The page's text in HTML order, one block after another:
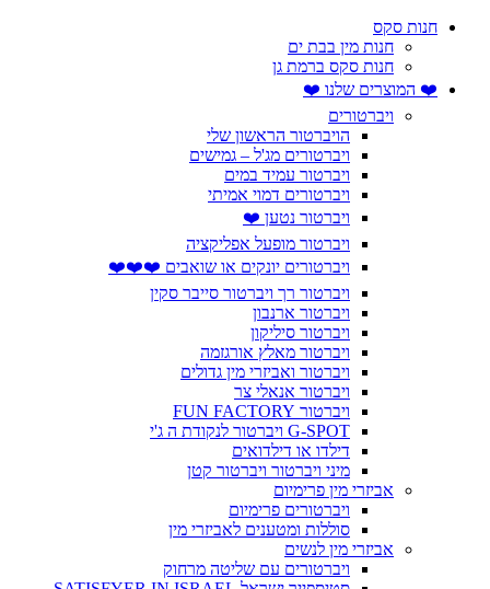
חנות סקס
חנות מין בבת ים
חנות סקס ברמת גן
❤️ המוצרים שלנו ❤️
ויברטורים
הויברטור הראשון שלי
ויברטורים מג'ל – גמישים
ויברטור עמיד במים
ויברטורים דמוי אמיתי
ויברטור נטען ❤️
ויברטור מופעל אפליקציה
ויברטורים יונקים או שואבים ❤️❤️❤️
ויברטור רך ויברטור סייבר סקין
ויברטור ארנבון
ויברטור סיליקון
ויברטור מאלץ אורגזמה
ויברטור ואביזרי מין גדולים
ויברטור אנאלי צר
ויברטור FUN FACTORY
G-SPOT ויברטור לנקודת ה ג'י
דילדו או דילדואים
מיני ויברטור ויברטור קטן
אביזרי מין פרימיום
ויברטורים פרימיום
סוללות ומטענים לאביזרי מין
אביזרי מין לנשים
ויברטורים עם שליטה מרחוק